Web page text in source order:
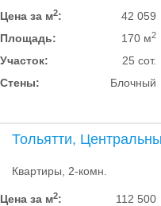
Цена за м2:
42 059
Площадь:
170 м2
Участок:
25 сот.
Стены:
Блочный
Тольятти,
Квартиры, 2-комн.
Цена за м2:
112 500